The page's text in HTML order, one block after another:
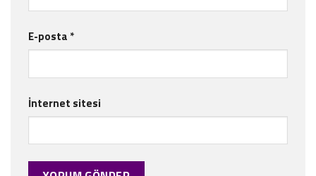
E-posta *
İnternet sitesi